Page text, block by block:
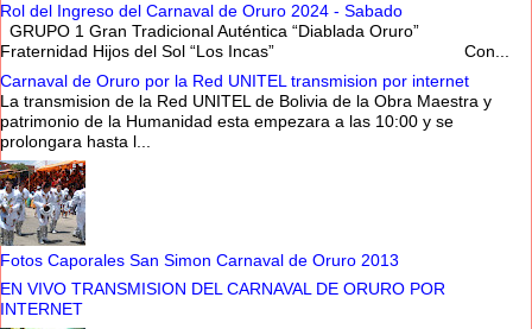
Rol del Ingreso del Carnaval de Oruro 2024 - Sabado
GRUPO 1 Gran Tradicional Auténtica “Diablada Oruro”
Fraternidad Hijos del Sol “Los Incas” Con...
Carnaval de Oruro por la Red UNITEL transmision por internet
La transmision de la Red UNITEL de Bolivia de la Obra Maestra y
patrimonio de la Humanidad esta empezara a las 10:00 y se
prolongara hasta l...
Fotos Caporales San Simon Carnaval de Oruro 2013
EN VIVO TRANSMISION DEL CARNAVAL DE ORURO POR
INTERNET